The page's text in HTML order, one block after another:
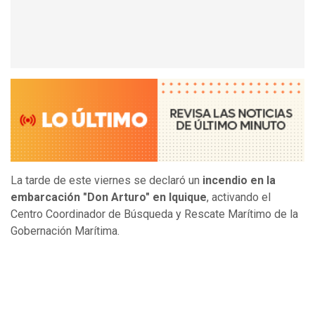
La tarde de este viernes se declaró un incendio en la
embarcación "Don Arturo" en Iquique, activando el
Centro Coordinador de Búsqueda y Rescate Marítimo de la
Gobernación Marítima.